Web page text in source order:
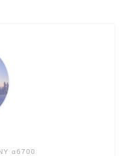
α6700